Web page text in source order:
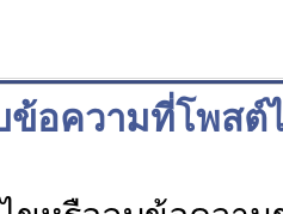
อความที่โพสต์